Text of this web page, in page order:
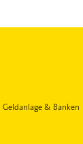
Geldanlage & Banken